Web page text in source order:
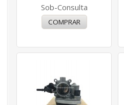
Sob-Consulta